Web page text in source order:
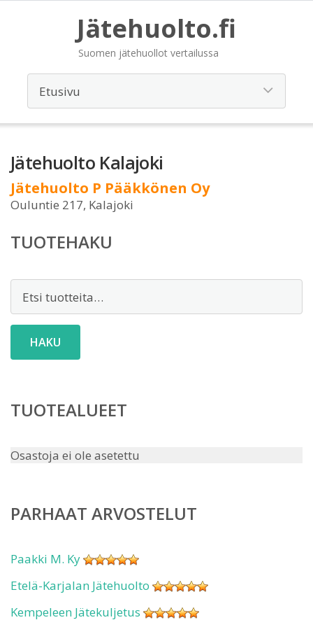
Jätehuolto.fi
Suomen jätehuollot vertailussa
Jätehuolto Kalajoki
Jätehuolto P Pääkkönen Oy
Ouluntie 217, Kalajoki
TUOTEHAKU
HAKU
TUOTEALUEET
Osastoja ei ole asetettu
PARHAAT ARVOSTELUT
Paakki M. Ky
Etelä-Karjalan Jätehuolto
Kempeleen Jätekuljetus